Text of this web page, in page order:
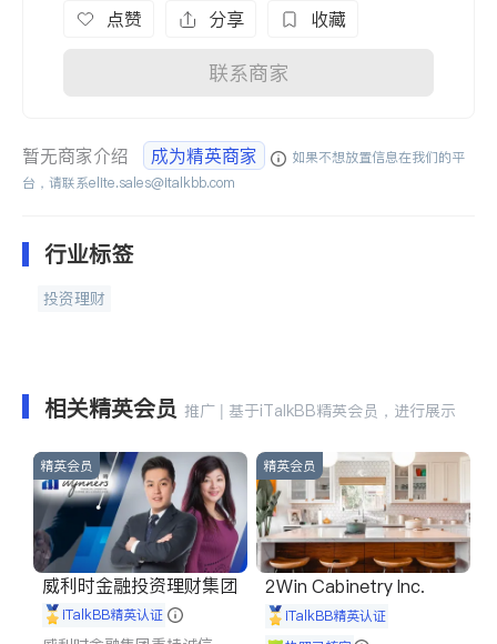
点赞 分享 收藏
联系商家
暂无商家介绍 成为精英商家
如果不想放置信息在我们的平
台，请联系elite.sales@italkbb.com
行业标签
投资理财
相关精英会员 推广 | 基于iTalkBB精英会员，进行展示
精英会员
威利时金融投资理财集团
iTalkBB精英认证
精英会员
2Win Cabinetry Inc.
iTalkBB精英认证